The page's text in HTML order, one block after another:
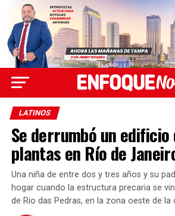
LATINOS
Se derrumbó un
plantas en Río de
Una niña de entre dos y tres años y su
hogar cuando la estructura precaria se
de Rio das Pedras, en la zona oeste de la